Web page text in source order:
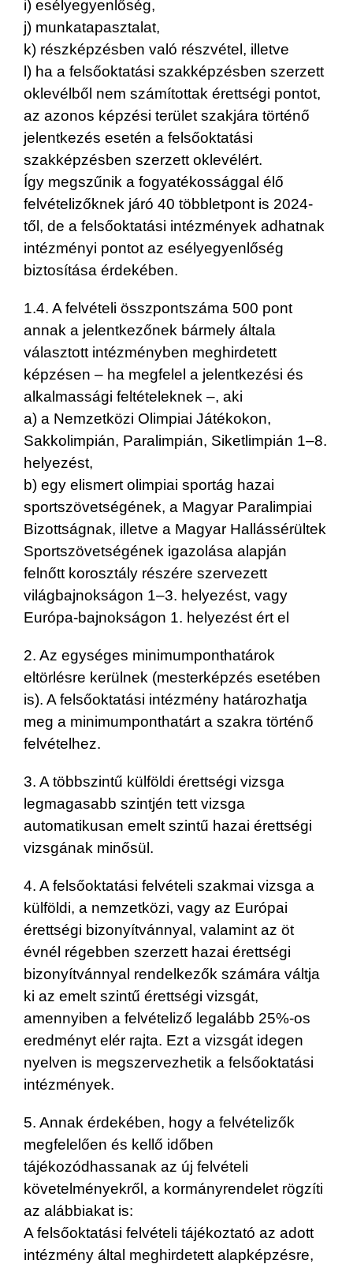
i) esélyegyenlőség,
j) munkatapasztalat,
k) részképzésben való részvétel, illetve
l) ha a felsőoktatási szakképzésben szerzett
oklevélből nem számítottak érettségi pontot,
az azonos képzési terület szakjára történő
jelentkezés esetén a felsőoktatási
szakképzésben szerzett oklevélért.
Így megszűnik a fogyatékossággal élő
felvételizőknek járó 40 többletpont is 2024-
től, de a felsőoktatási intézmények adhatnak
intézményi pontot az esélyegyenlőség
biztosítása érdekében.
1.4. A felvételi összpontszáma 500 pont
annak a jelentkezőnek bármely általa
választott intézményben meghirdetett
képzésen – ha megfelel a jelentkezési és
alkalmassági feltételeknek –, aki
a) a Nemzetközi Olimpiai Játékokon,
Sakkolimpián, Paralimpián, Siketlimpián 1–8.
helyezést,
b) egy elismert olimpiai sportág hazai
sportszövetségének, a Magyar Paralimpiai
Bizottságnak, illetve a Magyar Hallássérültek
Sportszövetségének igazolása alapján
felnőtt korosztály részére szervezett
világbajnokságon 1–3. helyezést, vagy
Európa-bajnokságon 1. helyezést ért el
2. Az egységes minimumponthatárok
eltörlésre kerülnek (mesterképzés esetében
is). A felsőoktatási intézmény határozhatja
meg a minimumponthatárt a szakra történő
felvételhez.
3. A többszintű külföldi érettségi vizsga
legmagasabb szintjén tett vizsga
automatikusan emelt szintű hazai érettségi
vizsgának minősül.
4. A felsőoktatási felvételi szakmai vizsga a
külföldi, a nemzetközi, vagy az Európai
érettségi bizonyítvánnyal, valamint az öt
évnél régebben szerzett hazai érettségi
bizonyítvánnyal rendelkezők számára váltja
ki az emelt szintű érettségi vizsgát,
amennyiben a felvételiző legalább 25%-os
eredményt elér rajta. Ezt a vizsgát idegen
nyelven is megszervezhetik a felsőoktatási
intézmények.
5. Annak érdekében, hogy a felvételizők
megfelelően és kellő időben
tájékozódhassanak az új felvételi
követelményekről, a kormányrendelet rögzíti
az alábbiakat is:
A felsőoktatási felvételi tájékoztató az adott
intézmény által meghirdetett alapképzésre,